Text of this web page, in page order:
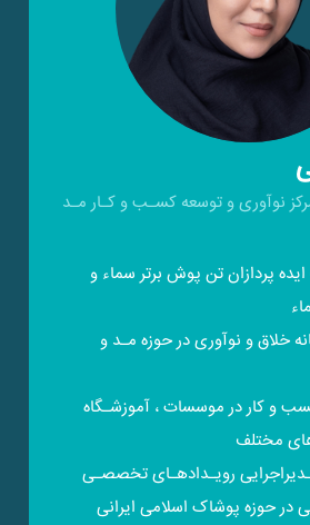
نوآوری و توسعه کسـب و کـار مـد
پردازان تن پوش برتر سماء و
خلاق و نوآوری در حوزه مـد و
و کار در موسسات ، آموزشـگاه
مختلف
مـدیراجرایی رویـدادهـای تخصصـی
در حوزه پوشاک اسلامی ایرانی